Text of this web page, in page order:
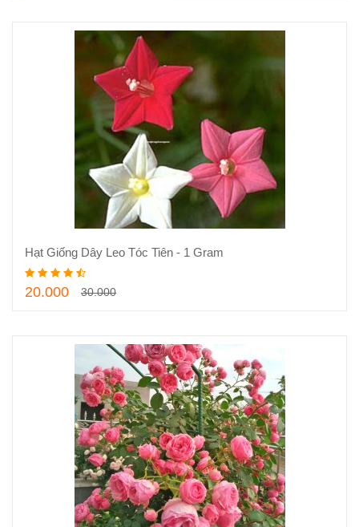
Thêm vào giỏ hàng
Hạt Giống Dây Leo Tóc Tiên - 1 Gram
20.000 30.000